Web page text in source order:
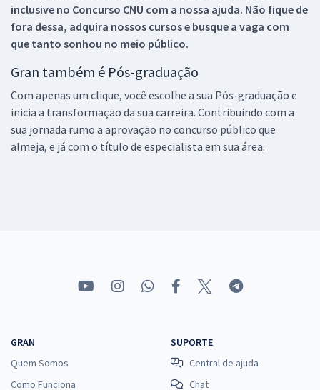
inclusive no Concurso CNU com a nossa ajuda. Não fique de
fora dessa, adquira nossos cursos e busque a vaga com
que tanto sonhou no meio público.
Gran também é Pós-graduação
Com apenas um clique, você escolhe a sua Pós-graduação e
inicia a transformação da sua carreira. Contribuindo com a
sua jornada rumo a aprovação no concurso público que
almeja, e já com o título de especialista em sua área.
GRAN
Quem Somos
Como Funciona
SUPORTE
Central de ajuda
Chat